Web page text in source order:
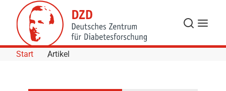
Skip to Content
Suche
Start Artikel